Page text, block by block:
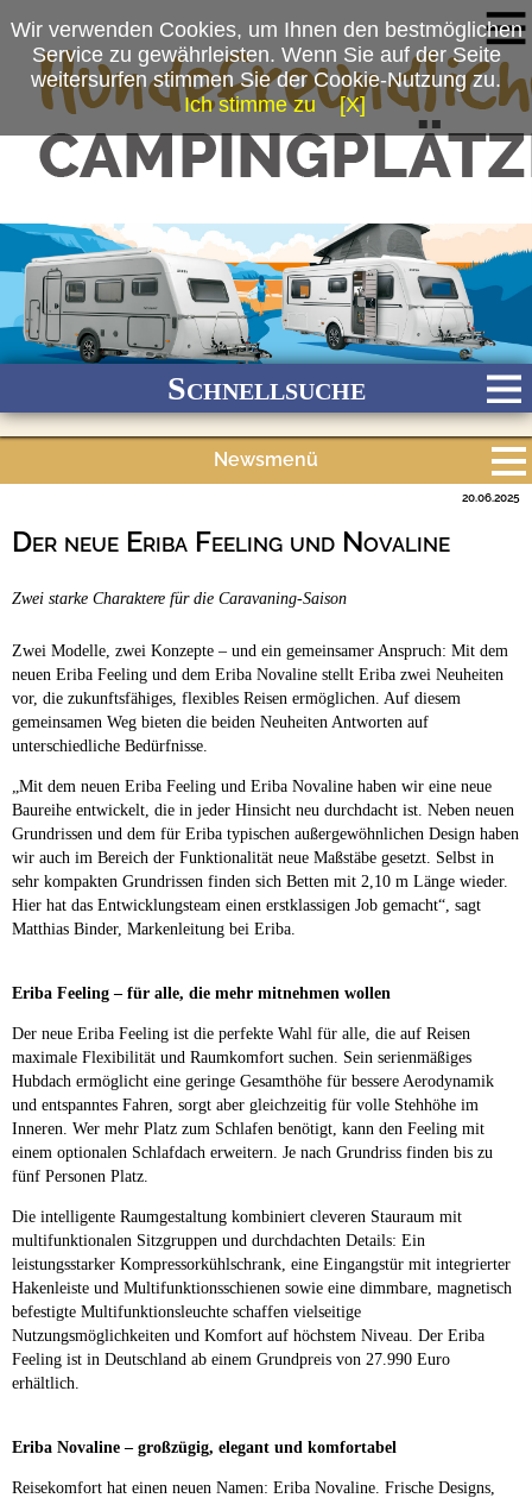
(c) Hymer GmbH & Co. KGSchnellsuche
Ganzjährig geöffnet
Newsmenü
Campingplätze
Camping & Caravan
Touristik
Der neue Eriba Feeling und Novaline
20.06.2025
Zwei starke Charaktere für die Caravaning-Saison
Zwei Modelle, zwei Konzepte – und ein gemeinsamer Anspruch: Mit dem
neuen Eriba Feeling und dem Eriba Novaline stellt Eriba zwei Neuheiten
vor, die zukunftsfähiges, flexibles Reisen ermöglichen. Auf diesem
gemeinsamen Weg bieten die beiden Neuheiten Antworten auf
unterschiedliche Bedürfnisse.
„Mit dem neuen Eriba Feeling und Eriba Novaline haben wir eine neue
Baureihe entwickelt, die in jeder Hinsicht neu durchdacht ist. Neben neuen
Grundrissen und dem für Eriba typischen außergewöhnlichen Design haben
wir auch im Bereich der Funktionalität neue Maßstäbe gesetzt. Selbst in
sehr kompakten Grundrissen finden sich Betten mit 2,10 m Länge wieder.
Hier hat das Entwicklungsteam einen erstklassigen Job gemacht“, sagt
Matthias Binder, Markenleitung bei Eriba.
Eriba Feeling – für alle, die mehr mitnehmen wollen
Der neue Eriba Feeling ist die perfekte Wahl für alle, die auf Reisen
maximale Flexibilität und Raumkomfort suchen. Sein serienmäßiges
Hubdach ermöglicht eine geringe Gesamthöhe für bessere Aerodynamik
und entspanntes Fahren, sorgt aber gleichzeitig für volle Stehhöhe im
Inneren. Wer mehr Platz zum Schlafen benötigt, kann den Feeling mit
einem optionalen Schlafdach erweitern. Je nach Grundriss finden bis zu
fünf Personen Platz.
Die intelligente Raumgestaltung kombiniert cleveren Stauraum mit
multifunktionalen Sitzgruppen und durchdachten Details: Ein
leistungsstarker Kompressorkühlschrank, eine Eingangstür mit integrierter
Hakenleiste und Multifunktionsschienen sowie eine dimmbare, magnetisch
befestigte Multifunktionsleuchte schaffen vielseitige
Nutzungsmöglichkeiten und Komfort auf höchstem Niveau. Der Eriba
Feeling ist in Deutschland ab einem Grundpreis von 27.990 Euro
erhältlich.
Eriba Novaline – großzügig, elegant und komfortabel
Reisekomfort hat einen neuen Namen: Eriba Novaline. Frische Designs,
Wir verwenden Cookies, um Ihnen den bestmöglichen
Service zu gewährleisten. Wenn Sie auf der Seite
weitersurfen stimmen Sie der Cookie-Nutzung zu.
Ich stimme zu
[X]